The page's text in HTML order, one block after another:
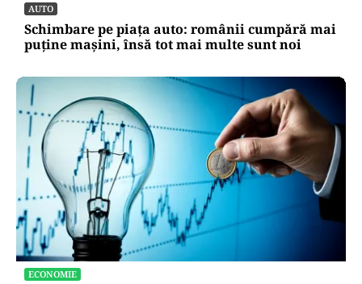
AUTO
Schimbare pe piața auto: românii cumpără mai
puține mașini, însă tot mai multe sunt noi
ECONOMIE